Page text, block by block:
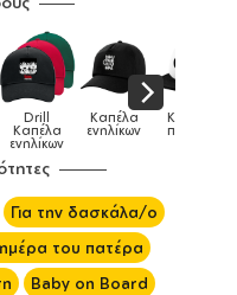
Κούπες Κούπες
ειδικές
Για την δασκάλα/ο
του πατέρα
Baby on Board